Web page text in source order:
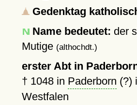
Gedenktag
Name bedeutet: der
Mutige (althochdt.)
erster Abt in
† 1048in Paderborn (?)
Westfalen